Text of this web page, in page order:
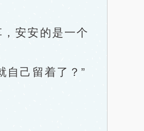
安安的是一个
己留着了？”